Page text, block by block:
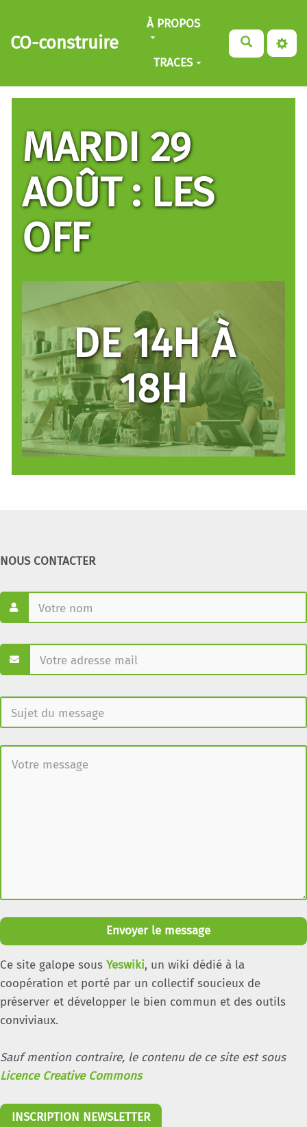
Aller au contenu principal
CO-construire
À PROPOS
TRACES
MARDI 29
AOÛT : LES
OFF
DE 14H À
18H
INSTALLATION
RÉUNION DE
TRAVAIL DU
GROUPE
SYNERGISER
NOUS CONTACTER
Envoyer le message
Ce site galope sous Yeswiki, un wiki dédié à la
coopération et porté par un collectif soucieux de
préserver et développer le bien commun et des outils
conviviaux.
Sauf mention contraire, le contenu de ce site est sous
Licence Creative Commons
INSCRIPTION NEWSLETTER